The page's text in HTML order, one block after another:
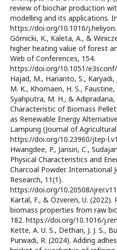
review of biochar production
modelling and its applications.
https://doi.org/10.1016/
Górnicki, K., Kaleta, A., &
higher heating value of forest
Web of Conferences, 154.
https://doi.org/10.1051/
Hajad, M., Harianto, S., Karyadi,
M. K., Khomaen, H. S.,
Syahputra, M. H., &
Characteristic of Biomass
as Renewable Energy
Lampung (Journal of
https://doi.org/10.23960/jtep-
Hwangdee, P., Jansiri, C.,
Physical Characteristics and
Charcoal Powder. International
Research, 11(1).
https://doi.org/10.20508/
Kartal, F., & Özveren, U.
biomass properties from raw
182. https://doi.org/10.1016/
Kette, A. U. S., Dethan, J. J. S.,
Purwadi, R. (2024). Adding